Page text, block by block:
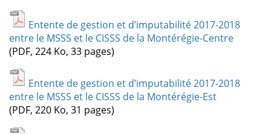
Entente de gestion et d’imputabilité 2017-2018
entre le MSSS et le CISSS de la Montérégie-Centre
(PDF, 224 Ko, 33 pages)
Entente de gestion et d’imputabilité 2017-2018
entre le MSSS et le CISSS de la Montérégie-Est
(PDF, 220 Ko, 31 pages)